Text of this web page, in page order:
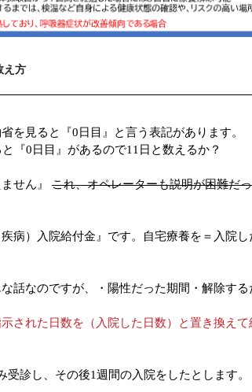
え方
を見ると『0日目』と言う表記があります。
『0日目』があるので11日と数えるか？
せん』 これ、オペレーターも説明が困難だ
病）入院給付金』です。自宅療養を＝入院
話なのですが、・陽性だった期間・解除す
された日数を（入院した日数）と置き換えて
受診し、その後1週間の入院をしたとします。